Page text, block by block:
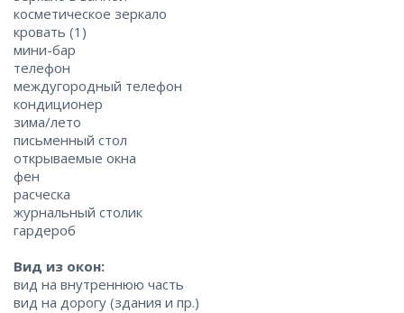
косметическое зеркало
кровать (1)
мини-бар
телефон
междугородный телефон
кондиционер
зима/лето
письменный стол
открываемые окна
фен
расческа
журнальный столик
гардероб
Вид из окон:
вид на внутреннюю часть
вид на дорогу (здания и пр.)